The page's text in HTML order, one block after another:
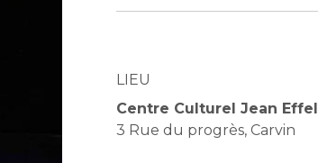
LIEU
Centre Culturel Jean Effel
3 Rue du progrès, Carvin